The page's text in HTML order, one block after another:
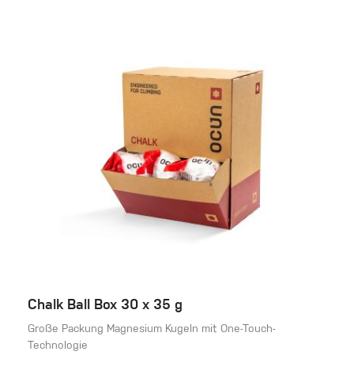
Chalk Ball Box 30 x 35 g
Große Packung Magnesium Kugeln mit One-Touch-
Technologie